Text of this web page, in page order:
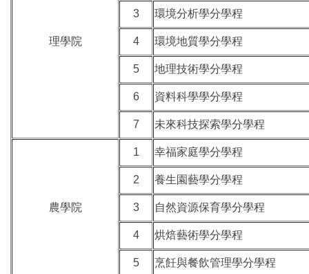
理學院
3 環境分析學分學程
4 環境地質學分學程
5 地理技術學分學程
6 資料科學學分學程
7 未來科技探索學分學程
農學院
1 幸福家庭學分學程
2 養生園藝學分學程
3 自然資源保育學分學程
4 烘焙藝術學分學程
5 烹飪與餐飲管理學分學程